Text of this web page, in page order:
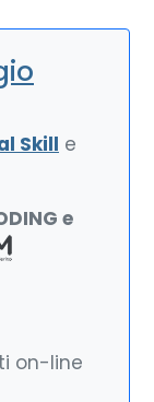
Skill e
e
on-line